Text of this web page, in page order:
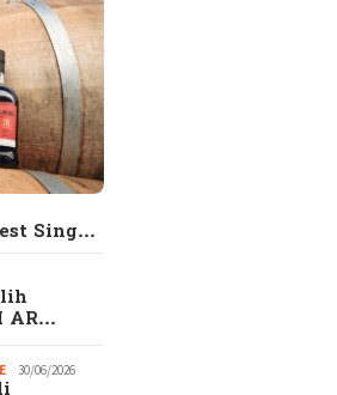
Catatan Pinggir Asri
Hadi Sembari Menunggu
Sing…
AR…
30/06/2026